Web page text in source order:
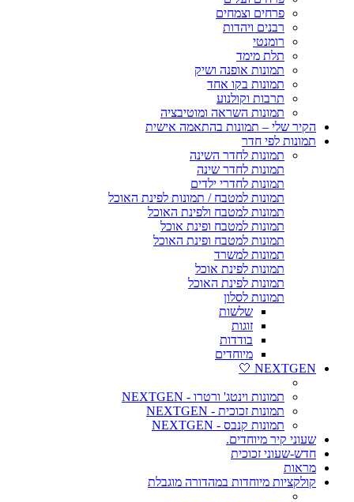
פרחים וצמחים
רבנים ויהדות
רומנטי
תלת מימד
תמונות אופנה ושיק
תמונות בקו אחד
תרבות וקולנוע
תמונות השראה ומוטיבציה
הקיר שלי – תמונות בהתאמה אישית
תמונות לפי חדר
תמונות לחדר השינה
תמונות לחדר שינה
תמונות לחדרי ילדים
תמונות למטבח / תמונות לפינת האוכל
תמונות למטבח ולפינת האוכל
תמונות למטבח ופינת אוכל
תמונות למטבח ופינת האוכל
תמונות למשרד
תמונות לפינת אוכל
תמונות לפינת האוכל
תמונות לסלון
שלשות
זוגות
בודדות
מיוחדים
NEXTGEN 🤍
תמונות וינטג' ורטרו - NEXTGEN
תמונות זכוכית - NEXTGEN
תמונות קנבס - NEXTGEN
שעוני קיר מיוחדים.
חדש-שעוני זכוכית
מראות
קולקציות מיוחדות במהדורה מוגבלת